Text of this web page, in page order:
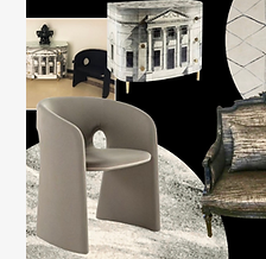
Découvrir